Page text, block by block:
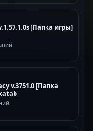
[Папка игры]
v.3751.0 [Папка